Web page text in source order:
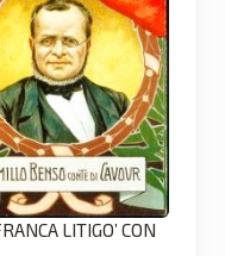
LITIGO’ CON